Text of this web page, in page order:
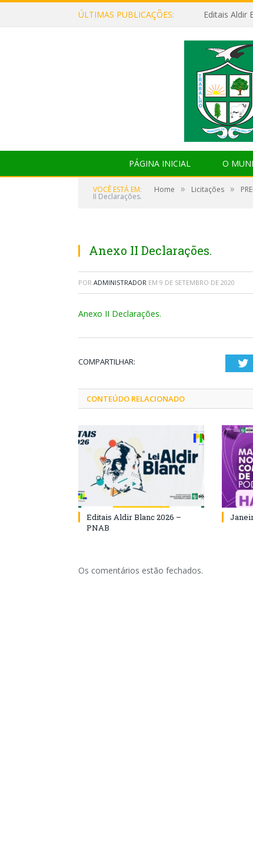
ÚLTIMAS PUBLICAÇÕES: Editais Aldir
PÁGINA INICIAL O
VOCÊ ESTÁ EM: Home » Licitações »
II Declarações.
Anexo II Declarações.
POR ADMINISTRADOR EM 9 DE SETEMBRO DE 2020
Anexo II Declarações.
COMPARTILHAR:
CONTEÚDO RELACIONADO
Editais Aldir Blanc 2026 –
PNAB
Os comentários estão fechados.